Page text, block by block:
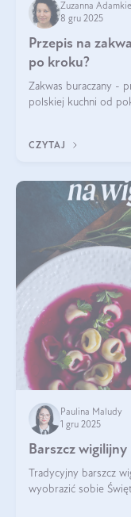
Zuzanna
8 gru 2025
Przepis na
po kroku?
Zakwas buraczany -
polskiej kuchni od
CZYTAJ
Paulina Maludy
1 gru 2025
Barszcz
Tradycyjny barszcz
wyobrazić sobie